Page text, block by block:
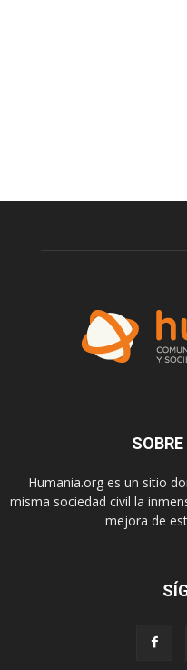
Humania.org es un sitio
misma sociedad civil la
mejora de